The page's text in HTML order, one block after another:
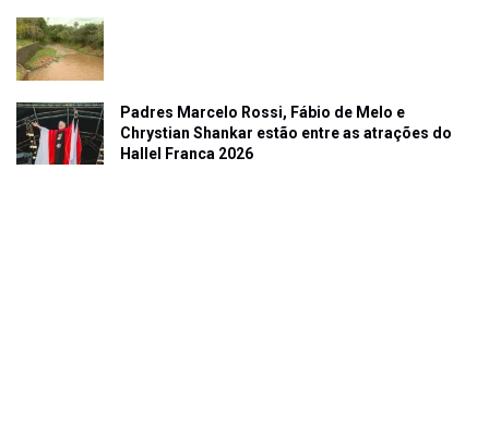
Padres Marcelo Rossi, Fábio de Melo e
Chrystian Shankar estão entre as atrações do
Hallel Franca 2026